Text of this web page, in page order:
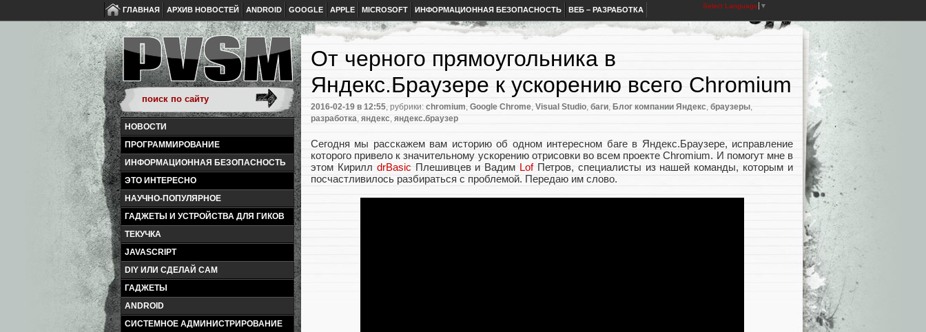
ГЛАВНАЯ АРХИВ НОВОСТЕЙ ANDROID GOOGLE APPLE MICROSOFT ИНФОРМАЦИОННАЯ БЕЗОПАСНОСТЬ ВЕБ – РАЗРАБОТКА Select Language ▼
НОВОСТИ
ПРОГРАММИРОВАНИЕ
ИНФОРМАЦИОННАЯ БЕЗОПАСНОСТЬ
ЭТО ИНТЕРЕСНО
НАУЧНО-ПОПУЛЯРНОЕ
ГАДЖЕТЫ И УСТРОЙСТВА ДЛЯ ГИКОВ
ТЕКУЧКА
JAVASCRIPT
DIY ИЛИ СДЕЛАЙ САМ
ГАДЖЕТЫ
ANDROID
СИСТЕМНОЕ АДМИНИСТРИРОВАНИЕ
От черного прямоугольника в
Яндекс.Браузере к ускорению всего Chromium
2016-02-19 в 12:55, рубрики: chromium, Google Chrome, Visual Studio, баги, Блог компании Яндекс, браузеры,
разработка, яндекс, яндекс.браузер
Сегодня мы расскажем вам историю об одном интересном баге в Яндекс.Браузере, исправление
которого привело к значительному ускорению отрисовки во всем проекте Chromium. И помогут мне в
этом Кирилл drBasic Плешивцев и Вадим LofПетров, специалисты из нашей команды, которым и
посчастливилось разбираться с проблемой. Передаю им слово.